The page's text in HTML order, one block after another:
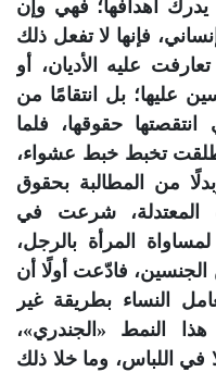
أهدافها؛ فهي وإن
فإنها لا تفعل ذلك
عليه الأديان، أو
عليها؛ بل انتقامًا من
انتقصتها حقوقها، فلما
تخبط خبط عشواء،
من المطالبة بحقوق
المعتدلة، شرعت في
المرأة بالرجل،
الجنسين، فادّعت أولًا أن
النساء بطريقة غير
النمط «الجندري»،
في اللباس، وما خلا ذلك